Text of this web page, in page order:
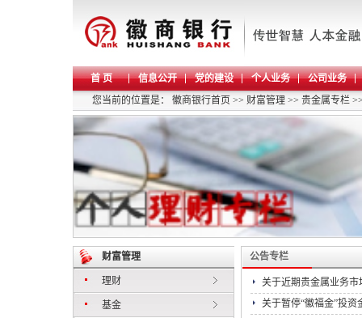
首 页 信息公开 党的建设 个人业务
公司业务
您当前的位置是： 徽商银行首页 >> 财富管理 >> 贵金属专栏
财富管理
理财
基金
公告专栏
关于近期贵金属业务市
关于暂停“徽福金”投